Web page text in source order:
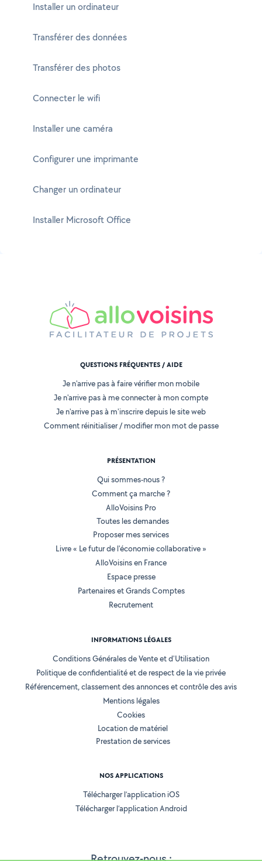
Installer un ordinateur
Transférer des données
Transférer des photos
Connecter le wifi
Installer une caméra
Configurer une imprimante
Changer un ordinateur
Installer Microsoft Office
QUESTIONS FRÉQUENTES / AIDE
Je n'arrive pas à faire vérifier mon mobile
Je n'arrive pas à me connecter à mon compte
Je n'arrive pas à m'inscrire depuis le site web
Comment réinitialiser / modifier mon mot de passe
PRÉSENTATION
Qui sommes-nous ?
Comment ça marche ?
AlloVoisins Pro
Toutes les demandes
Proposer mes services
Livre « Le futur de l'économie collaborative »
AlloVoisins en France
Espace presse
Partenaires et Grands Comptes
Recrutement
INFORMATIONS LÉGALES
Conditions Générales de Vente et d'Utilisation
Politique de confidentialité et de respect de la vie privée
Référencement, classement des annonces et contrôle des avis
Mentions légales
Cookies
Location de matériel
Prestation de services
NOS APPLICATIONS
Télécharger l’application iOS
Télécharger l’application Android